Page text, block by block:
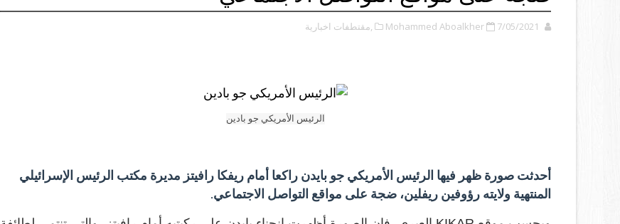
Mohammed Aboalkher 7/05/2021 ,مقتطفات اخبارية
الرئيس الأمريكي جو بادين
أحدثت صورة ظهر فيها الرئيس الأمريكي جو بايدن راكعا أمام ريفكا رافيتز مديرة مكتب الرئيس الإسرائيلي
المنتهية ولايته رؤوفين ريفلين، ضجة على مواقع التواصل الاجتماعي.